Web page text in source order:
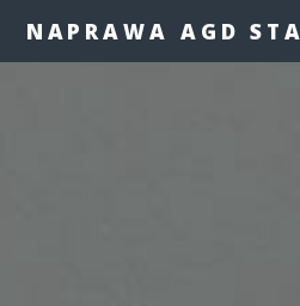
NAPRAWA AGD